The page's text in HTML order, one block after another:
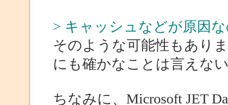
> キャッシュなどが原因
そのような可能性もあり
にも確かなことは言えな
ちなみに、Microsoft JET